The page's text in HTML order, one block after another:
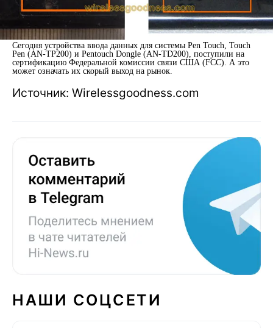
Сегодня устройства ввода данных для системы Pen Touch, Touch
Pen (AN-TP200) и Pentouch Dongle (AN-TD200), поступили на
сертификацию Федеральной комиссии связи США (FCC). А это
может означать их скорый выход на рынок.
Источник: Wirelessgoodness.com
НАШИ СОЦСЕТИ